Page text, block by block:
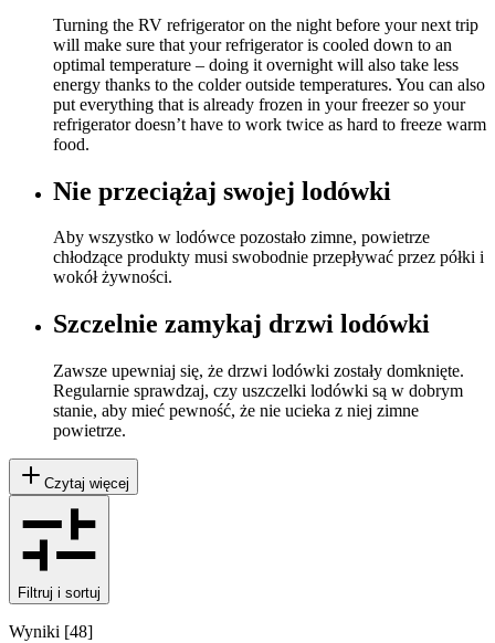
Turning the RV refrigerator on the night before your next trip
will make sure that your refrigerator is cooled down to an
optimal temperature – doing it overnight will also take less
energy thanks to the colder outside temperatures. You can also
put everything that is already frozen in your freezer so your
refrigerator doesn’t have to work twice as hard to freeze warm
food.
Nie przeciążaj swojej lodówki
Aby wszystko w lodówce pozostało zimne, powietrze
chłodzące produkty musi swobodnie przepływać przez półki i
wokół żywności.
Szczelnie zamykaj drzwi lodówki
Zawsze upewniaj się, że drzwi lodówki zostały domknięte.
Regularnie sprawdzaj, czy uszczelki lodówki są w dobrym
stanie, aby mieć pewność, że nie ucieka z niej zimne
powietrze.
Czytaj więcej
Filtruj i sortuj
Wyniki [48]